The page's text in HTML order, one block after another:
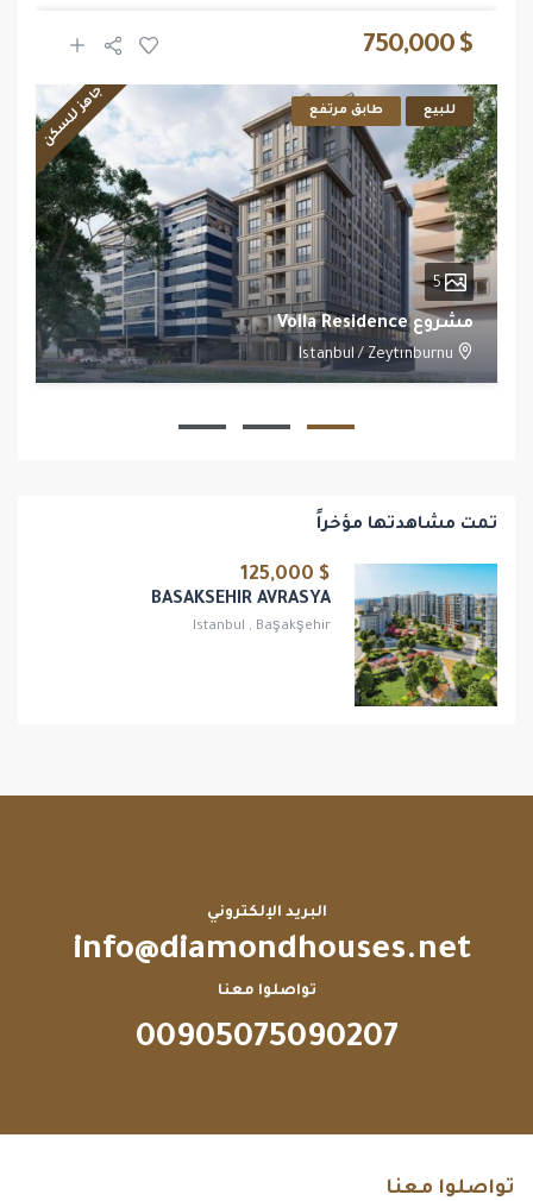
$ 750,000
للبيع طابق مرتفع جاهز للسكن
5
مشروع Voila Residence
Istanbul / Zeytınburnu
تمت مشاهدتها مؤخراً
$ 125,000
BASAKSEHIR AVRASYA
Istanbul , Başakşehir
البريد الإلكتروني
info@diamondhouses.net
تواصلوا معنا
00905075090207
تواصلوا معنا